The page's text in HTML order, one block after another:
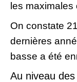
les maximales
On constate
dernières
basse a été
Au niveau des